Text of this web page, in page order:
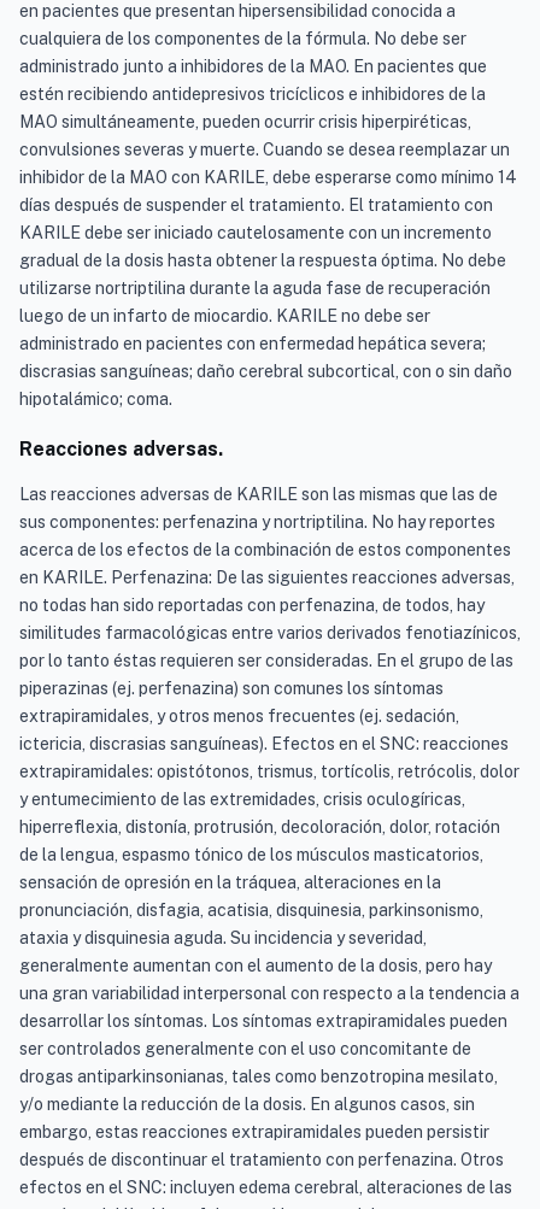
en pacientes que presentan hipersensibilidad conocida a
cualquiera de los componentes de la fórmula. No debe ser
administrado junto a inhibidores de la MAO. En pacientes que
estén recibiendo antidepresivos tricíclicos e inhibidores de la
MAO simultáneamente, pueden ocurrir crisis hiperpiréticas,
convulsiones severas y muerte. Cuando se desea reemplazar un
inhibidor de la MAO con KARILE, debe esperarse como mínimo 14
días después de suspender el tratamiento. El tratamiento con
KARILE debe ser iniciado cautelosamente con un incremento
gradual de la dosis hasta obtener la respuesta óptima. No debe
utilizarse nortriptilina durante la aguda fase de recuperación
luego de un infarto de miocardio. KARILE no debe ser
administrado en pacientes con enfermedad hepática severa;
discrasias sanguíneas; daño cerebral subcortical, con o sin daño
hipotalámico; coma.
Reacciones adversas.
Las reacciones adversas de KARILE son las mismas que las de
sus componentes: perfenazina y nortriptilina. No hay reportes
acerca de los efectos de la combinación de estos componentes
en KARILE. Perfenazina: De las siguientes reacciones adversas,
no todas han sido reportadas con perfenazina, de todos, hay
similitudes farmacológicas entre varios derivados fenotiazínicos,
por lo tanto éstas requieren ser consideradas. En el grupo de las
piperazinas (ej. perfenazina) son comunes los síntomas
extrapiramidales, y otros menos frecuentes (ej. sedación,
ictericia, discrasias sanguíneas). Efectos en el SNC: reacciones
extrapiramidales: opistótonos, trismus, tortícolis, retrócolis, dolor
y entumecimiento de las extremidades, crisis oculogíricas,
hiperreflexia, distonía, protrusión, decoloración, dolor, rotación
de la lengua, espasmo tónico de los músculos masticatorios,
sensación de opresión en la tráquea, alteraciones en la
pronunciación, disfagia, acatisia, disquinesia, parkinsonismo,
ataxia y disquinesia aguda. Su incidencia y severidad,
generalmente aumentan con el aumento de la dosis, pero hay
una gran variabilidad interpersonal con respecto a la tendencia a
desarrollar los síntomas. Los síntomas extrapiramidales pueden
ser controlados generalmente con el uso concomitante de
drogas antiparkinsonianas, tales como benzotropina mesilato,
y/o mediante la reducción de la dosis. En algunos casos, sin
embargo, estas reacciones extrapiramidales pueden persistir
después de discontinuar el tratamiento con perfenazina. Otros
efectos en el SNC: incluyen edema cerebral, alteraciones de las